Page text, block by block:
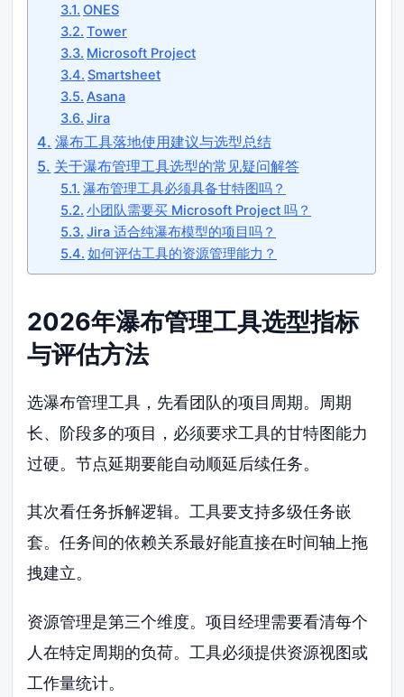
ONES
Tower
Microsoft Project
Smartsheet
Asana
Jira
瀑布工具落地使用建议与选型总结
关于瀑布管理工具选型的常见疑问解答
瀑布管理工具必须具备甘特图吗？
小团队需要买 Microsoft Project 吗？
Jira 适合纯瀑布模型的项目吗？
如何评估工具的资源管理能力？
2026年瀑布管理工具选型指标
与评估方法
选瀑布管理工具，先看团队的项目周期。周期
长、阶段多的项目，必须要求工具的甘特图能力
过硬。节点延期要能自动顺延后续任务。
其次看任务拆解逻辑。工具要支持多级任务嵌
套。任务间的依赖关系最好能直接在时间轴上拖
拽建立。
资源管理是第三个维度。项目经理需要看清每个
人在特定周期的负荷。工具必须提供资源视图或
工作量统计。